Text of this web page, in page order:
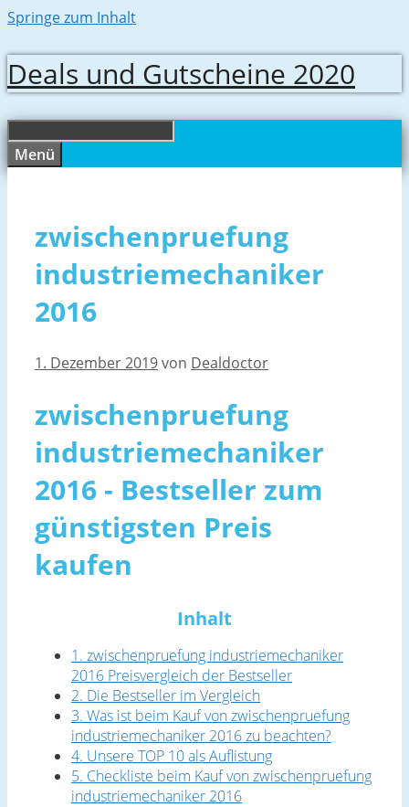
Springe zum Inhalt
Deals und Gutscheine 2020
Menü
zwischenpruefung
industriemechaniker
2016
1. Dezember 2019von Dealdoctor
zwischenpruefung
industriemechaniker
2016 - Bestseller zum
günstigsten Preis
kaufen
Inhalt
1. zwischenpruefung industriemechaniker
2016 Preisvergleich der Bestseller
2. Die Bestseller im Vergleich
3. Was ist beim Kauf von zwischenpruefung
industriemechaniker 2016 zu beachten?
4. Unsere TOP 10 als Auflistung
5. Checkliste beim Kauf von zwischenpruefung
industriemechaniker 2016